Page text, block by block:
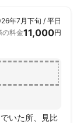
年7月下旬 / 平日
の料金11,000円
いた所、見比